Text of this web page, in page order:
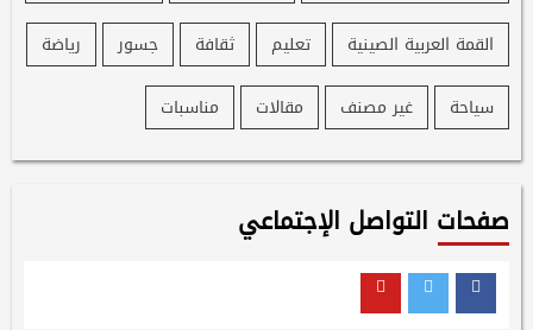
القمة العربية الصينية
تعليم ثقافة جسور
رياضة
سياحة
غير مصنف مقالات مناسبات
صفحات التواصل الإجتماعي
Facebook
Twitter